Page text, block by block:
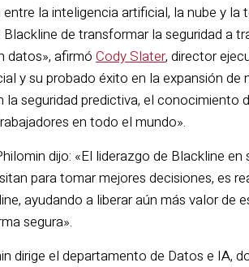
la inteligencia artificial, la nube y la
de transformar la seguridad a
datos», afirmó Cody Slater, director
y su probado éxito en la expansión
seguridad predictiva, el conocimiento
en todo el mundo».
dijo: «El liderazgo de Blackline
para tomar mejores decisiones, es
ayudando a liberar aún más valor de
segura».
dirige el departamento de Datos e IA,